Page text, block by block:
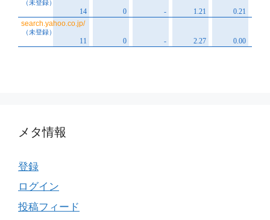
メタ情報
登録
ログイン
投稿フィード